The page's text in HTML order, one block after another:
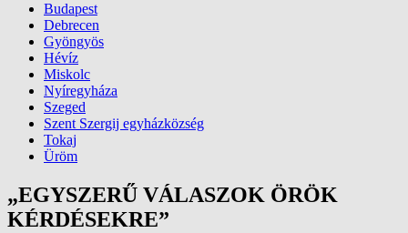
Budapest
Debrecen
Gyöngyös
Hévíz
Miskolc
Nyíregyháza
Szeged
Szent Szergij egyházközség
Tokaj
Üröm
„EGYSZERŰ VÁLASZOK ÖRÖK
KÉRDÉSEKRE”